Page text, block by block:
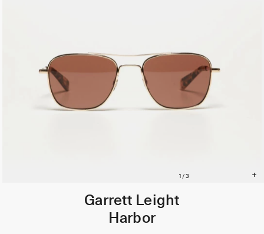
Garrett Leight
Harbor